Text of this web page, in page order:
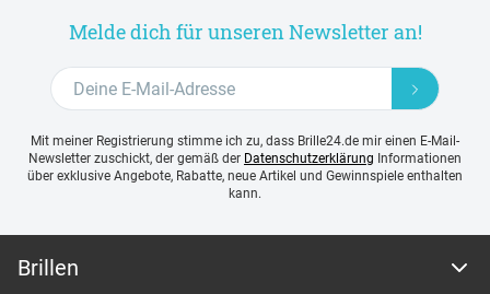
Melde dich für unseren Newsletter an!
Mit meiner Registrierung stimme ich zu, dass Brille24.de mir einen E-Mail-
Newsletter zuschickt, der gemäß der Datenschutzerklärung Informationen
über exklusive Angebote, Rabatte, neue Artikel und Gewinnspiele enthalten
kann.
Brillen